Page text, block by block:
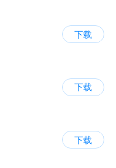
下载
下载
下载